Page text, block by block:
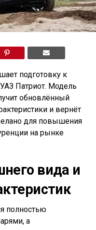
подготовку к
Патриот. Модель
обновлённый
и вернёт
для повышения
на рынке
вида и
полностью
а